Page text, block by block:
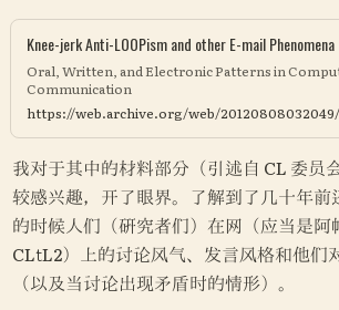
Knee-jerk Anti-LOOPism and other E-mail Phenomena
Oral, Written, and Electronic Patterns in
Communication
我对于其中的材料部分（引述自 CL 委员
较感兴趣，开了眼界。了解到了几十年前
的时候人们（研究者们）在网（应当是阿
CLtL2）上的讨论风气、发言风格和他们
（以及当讨论出现矛盾时的情形）。